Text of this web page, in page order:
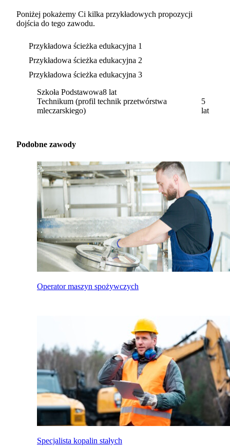
Poniżej pokażemy Ci kilka przykładowych propozycji
dojścia do tego zawodu.
Przykładowa ścieżka edukacyjna 1
Przykładowa ścieżka edukacyjna 2
Przykładowa ścieżka edukacyjna 3
Szkoła Podstawowa8 lat
Technikum (profil technik przetwórstwa
mleczarskiego)
5
lat
Podobne zawody
Operator maszyn spożywczych
Specjalista kopalin stałych